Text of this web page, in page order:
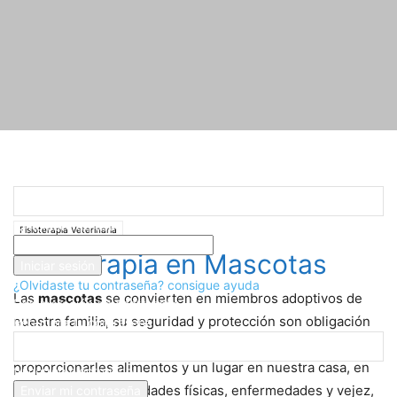
tu nombre de usuario
¿Olvidaste tu contraseña? consigue ayuda
Recuperación de contraseña
Recupera tu contraseña
tu correo electrónico
Fisioterapia Veterinaria
Fisioterapia en Mascotas
Las mascotas se convierten en miembros adoptivos de
nuestra familia, su seguridad y protección son obligación
proporcionarles alimentos y un lugar en nuestra casa, en
ocasiones, sus actividades físicas, enfermedades y vejez,